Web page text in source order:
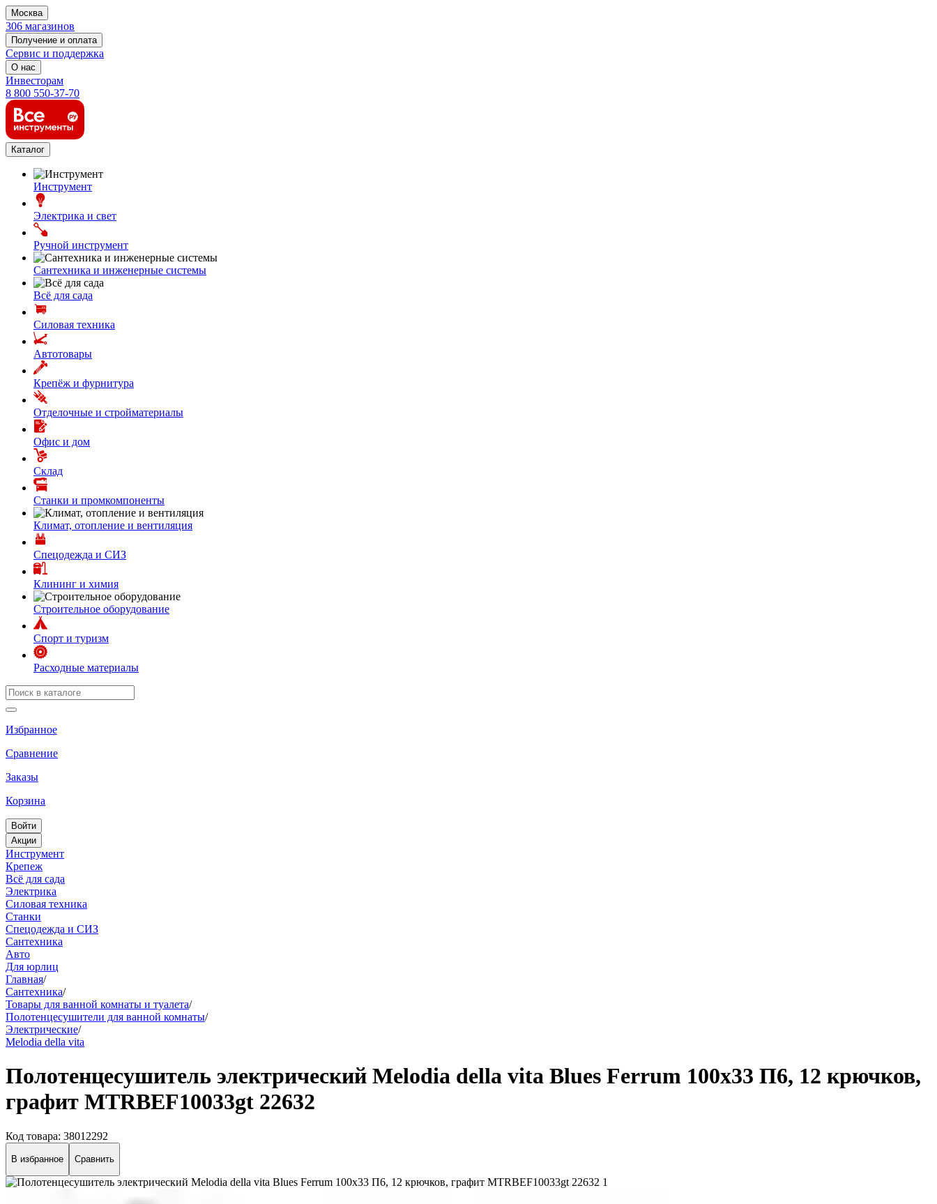
Москва
306 магазинов
Получение и оплата
Сервис и поддержка
О нас
Инвесторам
8 800 550-37-70
Каталог
Инструмент
Электрика и свет
Ручной инструмент
Сантехника и инженерные системы
Всё для сада
Силовая техника
Автотовары
Крепёж и фурнитура
Отделочные и стройматериалы
Офис и дом
Склад
Станки и промкомпоненты
Климат, отопление и вентиляция
Спецодежда и СИЗ
Клининг и химия
Строительное оборудование
Спорт и туризм
Расходные материалы
Избранное
Сравнение
Заказы
Корзина
Войти
Акции
Инструмент
Крепеж
Всё для сада
Электрика
Силовая техника
Станки
Спецодежда и СИЗ
Сантехника
Авто
Для юрлиц
Главная/
Сантехника/
Товары для ванной комнаты и туалета/
Полотенцесушители для ванной комнаты/
Электрические/
Melodia della vita
Полотенцесушитель электрический Melodia della vita Blues Ferrum 100х33 П6, 12 крючков,
графит MTRBEF10033gt 22632
Код товара: 38012292
В избранное Сравнить